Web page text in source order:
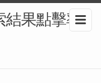
結果點擊率